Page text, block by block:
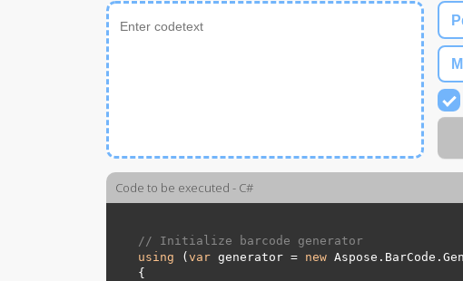
Code to be executed - C#
// Initialize barcode generator
using (var generator = new
{